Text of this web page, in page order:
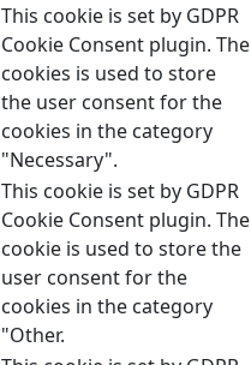
This cookie is set by GDPR
Cookie Consent plugin. The
cookies is used to store
the user consent for the
cookies in the category
"Necessary".
This cookie is set by GDPR
Cookie Consent plugin. The
cookie is used to store the
user consent for the
cookies in the category
"Other.